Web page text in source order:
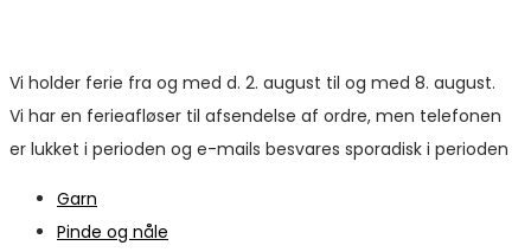
Vi holder ferie fra og med d. 2. august til og med 8. august.
Vi har en ferieafløser til afsendelse af ordre, men telefonen
er lukket i perioden og e-mails besvares sporadisk i perioden
Garn
Pinde og nåle